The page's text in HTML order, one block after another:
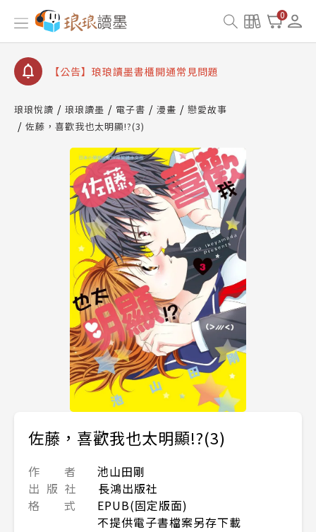
0
【公告】琅琅讀墨數位閱讀資產合併與書櫃開通申請
【公告】琅琅讀墨書櫃開通常見問題
【公告】琅琅讀墨 3 分鐘完成書櫃開通與資產合併申
請圖文教學
查詢
【公告】琅琅讀墨數位閱讀資產合併與書櫃開通申請
琅琅悅讀 琅琅讀墨 電子書 漫畫
戀愛故事
佐藤，喜歡我也太明顯!?(3)
佐藤，喜歡我也太明顯!?(3)
作 者
池山田剛
出 版 社
長鴻出版社
格 式
EPUB(固定版面)
不提供電子書檔案另存下載